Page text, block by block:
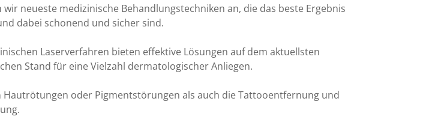
wir neueste medizinische Behandlungstechniken an, die das beste Ergebnis
dabei schonend und sicher sind.
Laserverfahren bieten effektive Lösungen auf dem aktuellsten
Stand für eine Vielzahl dermatologischer Anliegen.
Hautrötungen oder Pigmentstörungen als auch die Tattooentfernung und